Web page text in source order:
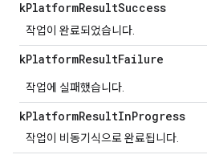
kPlatformResultSuccess
작업이 완료되었습니다.
kPlatformResultFailure
작업에 실패했습니다.
kPlatformResultInProgress
작업이 비동기식으로 완료됩니다.